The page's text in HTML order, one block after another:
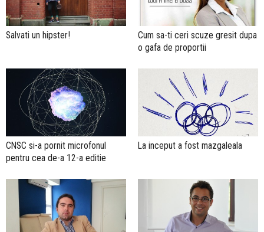
Salvati un hipster!
Cum sa-ti ceri scuze gresit dupa
o gafa de proportii
CNSC si-a pornit microfonul
pentru cea de-a 12-a editie
La inceput a fost mazgaleala